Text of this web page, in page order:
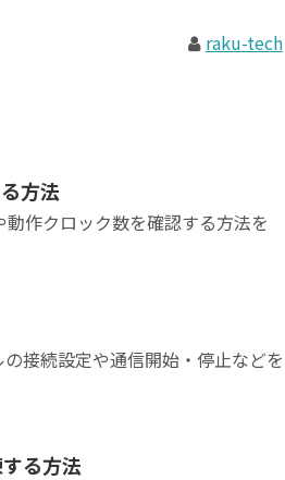
raku-tech
方法
作クロック数を確認する方法を
接続設定や通信開始・停止などを
る方法